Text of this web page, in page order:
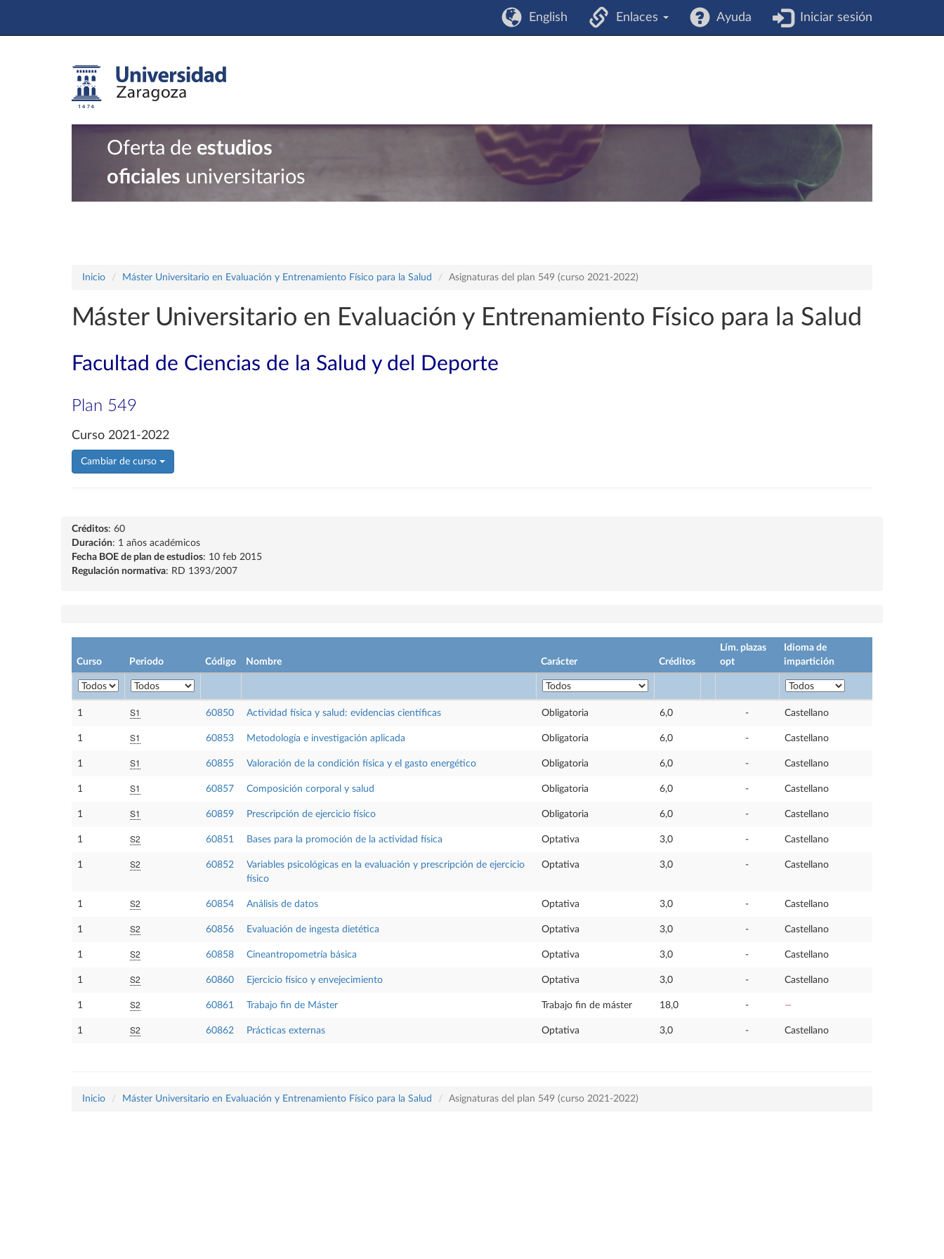
English Enlaces Ayuda Iniciar sesión
Oferta de estudios
oficiales universitarios
Inicio Máster Universitario en Evaluación y Entrenamiento Físico para la Salud Asignaturas del plan 549 (curso 2021-2022)
Máster Universitario en Evaluación y Entrenamiento Físico para la Salud
Facultad de Ciencias de la Salud y del Deporte
Plan 549
Curso 2021-2022
Cambiar de curso
Créditos: 60
Duración: 1 años académicos
Fecha BOE de plan de estudios: 10 feb 2015
Regulación normativa: RD 1393/2007
Curso Periodo Código Nombre Carácter Créditos
Lím. plazas
opt
Idioma de
impartición
1 S1 60850 Actividad física y salud: evidencias científicas Obligatoria 6,0 - Castellano
1 S1 60853 Metodología e investigación aplicada Obligatoria 6,0 - Castellano
1 S1 60855 Valoración de la condición física y el gasto energético Obligatoria 6,0 - Castellano
1 S1 60857 Composición corporal y salud Obligatoria 6,0 - Castellano
1 S1 60859 Prescripción de ejercicio físico Obligatoria 6,0 - Castellano
1 S2 60851 Bases para la promoción de la actividad física Optativa 3,0 - Castellano
1 S2 60852
Variables psicológicas en la evaluación y prescripción de ejercicio
físico
Optativa 3,0 - Castellano
1 S2 60854 Análisis de datos Optativa 3,0 - Castellano
1 S2 60856 Evaluación de ingesta dietética Optativa 3,0 - Castellano
1 S2 60858 Cineantropometría básica Optativa 3,0 - Castellano
1 S2 60860 Ejercicio físico y envejecimiento Optativa 3,0 - Castellano
1 S2 60861 Trabajo fin de Máster Trabajo fin de máster 18,0 - —
1 S2 60862 Prácticas externas Optativa 3,0 - Castellano
Inicio Máster Universitario en Evaluación y Entrenamiento Físico para la Salud Asignaturas del plan 549 (curso 2021-2022)